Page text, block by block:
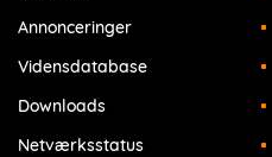
Annonceringer
Vidensdatabase
Downloads
Netværksstatus